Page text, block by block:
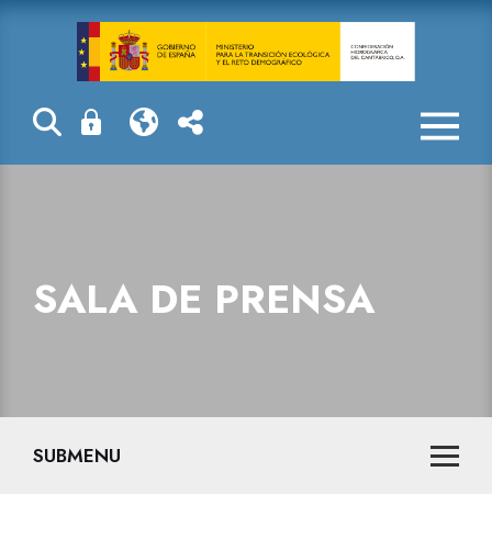
Sala de prensa
SALA DE PRENSA
SUBMENU